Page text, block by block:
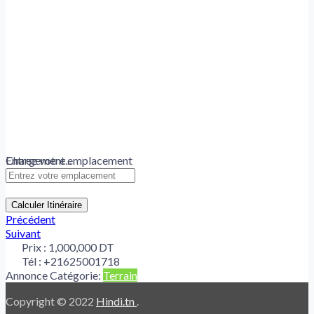
Chargement...
Entrez votre emplacement
Calculer Itinéraire
Précédent
Suivant
Prix : 1,000,000 DT
Tél : +21625001718
Annonce Catégorie: Terrain
Copyright © 2022 Hindi.tn .